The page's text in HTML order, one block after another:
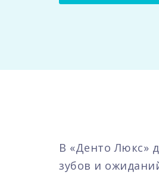
В «Денто Люкс»
зубов и